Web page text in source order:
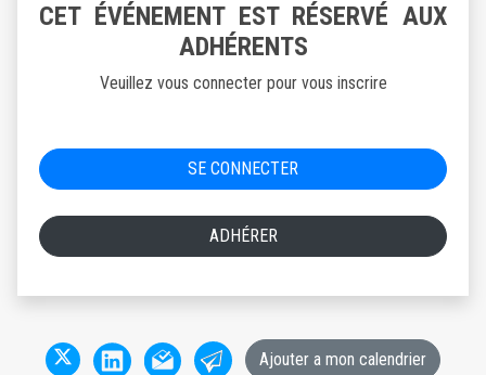
CET ÉVÉNEMENT EST RÉSERVÉ AUX
ADHÉRENTS
Veuillez vous connecter pour vous inscrire
SE CONNECTER
ADHÉRER
Ajouter a mon calendrier